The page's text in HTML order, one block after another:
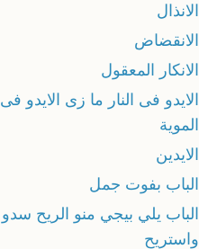
الانذال
الانقضاض
الانكار المعقول
الايدو فى النار ما زى الايدو فى
الموية
الايدين
الباب بفوت جمل
الباب يلي بيجي منو الريح سدو
واستريح